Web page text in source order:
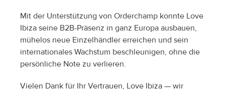
Mit der Unterstützung von Orderchamp konnte Love
Ibiza seine B2B-Präsenz in ganz Europa ausbauen,
mühelos neue Einzelhändler erreichen und sein
internationales Wachstum beschleunigen, ohne die
persönliche Note zu verlieren.
Vielen Dank für Ihr Vertrauen, Love Ibiza — wir